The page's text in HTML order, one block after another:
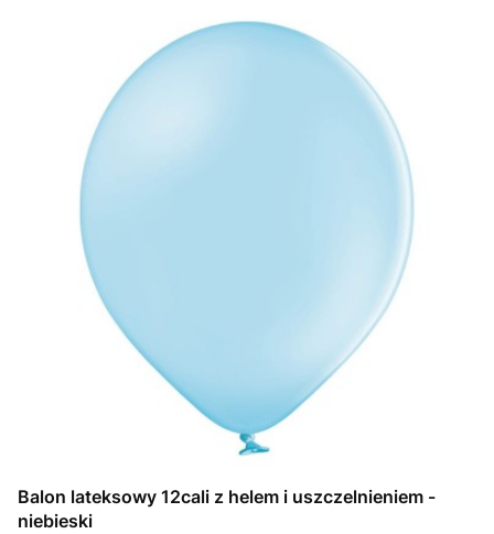
Balon lateksowy 12cali z helem i uszczelnieniem -
niebieski